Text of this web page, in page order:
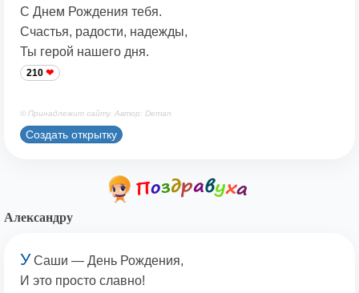
С Днем Рождения тебя.
Счастья, радости, надежды,
Ты герой нашего дня.
210
© Принадлежит сайту. Автор: Deman
Создать открытку
Александру
У Саши — День Рождения,
И это просто славно!